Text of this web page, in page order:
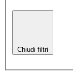
Chiudi filtri